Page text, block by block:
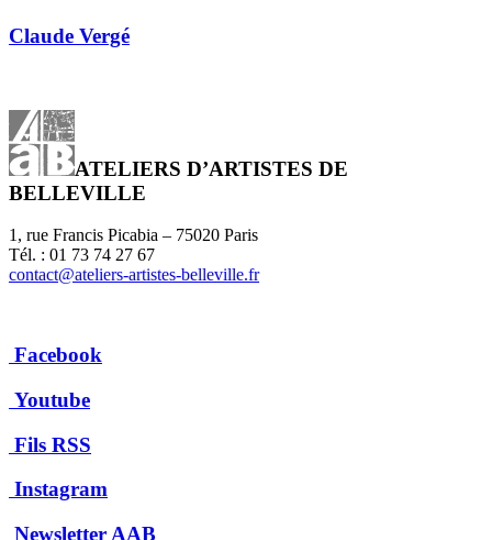
Claude Vergé
ATELIERS D’ARTISTES DE
BELLEVILLE
1, rue Francis Picabia – 75020 Paris
Tél. : 01 73 74 27 67
contact@ateliers-artistes-belleville.fr
Facebook
Youtube
Fils RSS
Instagram
Newsletter AAB